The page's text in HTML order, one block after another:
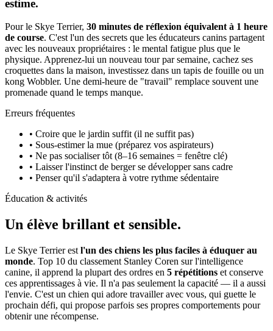
estime.
Pour le Skye Terrier, 30 minutes de réflexion équivalent à 1 heure
de course. C'est l'un des secrets que les éducateurs canins partagent
avec les nouveaux propriétaires : le mental fatigue plus que le
physique. Apprenez-lui un nouveau tour par semaine, cachez ses
croquettes dans la maison, investissez dans un tapis de fouille ou un
kong Wobbler. Une demi-heure de "travail" remplace souvent une
promenade quand le temps manque.
Erreurs fréquentes
• Croire que le jardin suffit (il ne suffit pas)
• Sous-estimer la mue (préparez vos aspirateurs)
• Ne pas socialiser tôt (8–16 semaines = fenêtre clé)
• Laisser l'instinct de berger se développer sans cadre
• Penser qu'il s'adaptera à votre rythme sédentaire
Éducation & activités
Un élève brillant et sensible.
Le Skye Terrier est l'un des chiens les plus faciles à éduquer au
monde. Top 10 du classement Stanley Coren sur l'intelligence
canine, il apprend la plupart des ordres en 5 répétitions et conserve
ces apprentissages à vie. Il n'a pas seulement la capacité — il a aussi
l'envie. C'est un chien qui adore travailler avec vous, qui guette le
prochain défi, qui propose parfois ses propres comportements pour
obtenir une récompense.